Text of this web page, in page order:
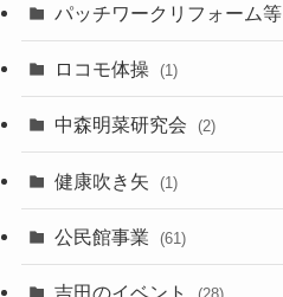
パッチワークリフォーム等
ロコモ体操 (1)
中森明菜研究会 (2)
健康吹き矢 (1)
公民館事業 (61)
吉田のイベント